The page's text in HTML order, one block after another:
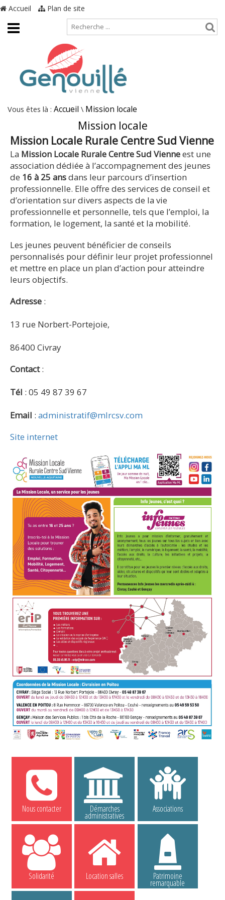
Accueil Plan de site
Vous êtes là : Accueil \ Mission locale
Mission locale
Mission Locale Rurale Centre Sud Vienne
La Mission Locale Rurale Centre Sud Vienneest une
association dédiée à l’accompagnement des jeunes
de 16 à 25 ansdans leur parcours d’insertion
professionnelle. Elle offre des services de conseil et
d’orientation sur divers aspects de la vie
professionnelle et personnelle, tels que l’emploi, la
formation, le logement, la santé et la mobilité.
Les jeunes peuvent bénéficier de conseils
personnalisés pour définir leur projet professionnel
et mettre en place un plan d’action pour atteindre
leurs objectifs.
Adresse :
13 rue Norbert-Portejoie,
86400 Civray
Contact:
Tél : 05 49 87 39 67
Email : administratif@mlrcsv.com
Site internet
Nous contacter Démarches
administratives
Associations
Solidarité Location salles Patrimoine
remarquable